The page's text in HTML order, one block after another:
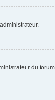
du forum